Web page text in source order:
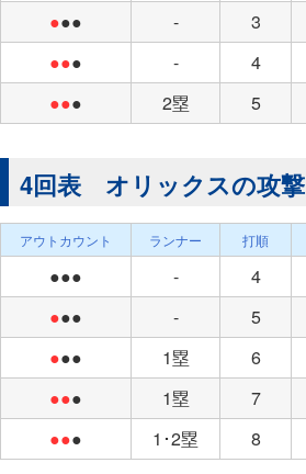
●●● - 3
●●● - 4
●●● 2塁 5
4回表 オリックスの攻撃
アウトカウント ランナー 打順
●●● - 4
●●● - 5
●●● 1塁 6
●●● 1塁 7
●●● 1･2塁 8